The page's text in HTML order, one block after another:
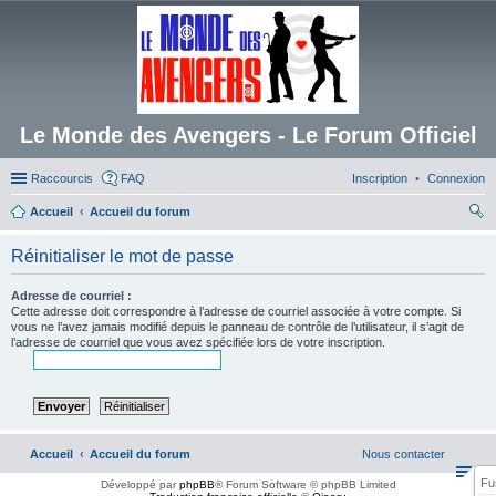
Le Monde des Avengers - Le Forum Officiel
Raccourcis FAQ Connexion
Inscription
Accueil
Accueil du forum
Réinitialiser le mot de passe
Adresse de courriel :
Cette adresse doit correspondre à l’adresse de courriel associée à votre compte. Si
vous ne l’avez jamais modifié depuis le panneau de contrôle de l’utilisateur, il s’agit de
l’adresse de courriel que vous avez spécifiée lors de votre inscription.
Accueil Accueil du forum Nous contacter
Développé parphpBB® Forum Software © phpBB Limited